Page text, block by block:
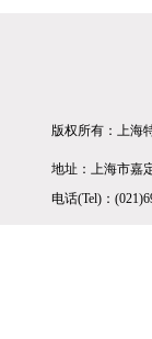
版权所有：上海
地址：上海市嘉
电话(Tel)：